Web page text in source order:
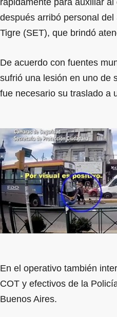
después arribó personal
Tigre (SET), que brindó
De acuerdo con fuentes
sufrió una lesión en uno de
fue necesario su traslado a
En el operativo también
COT y efectivos de la
Buenos Aires.